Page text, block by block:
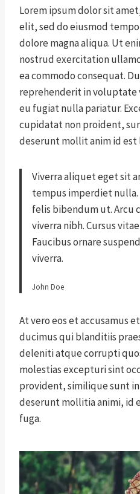
Lorem ipsum dolor sit
elit, sed do eiusmod
dolore magna aliqua. Ut
nostrud exercitation
ea commodo consequat.
reprehenderit in voluptate
eu fugiat nulla pariatur.
cupidatat non proident,
deserunt mollit anim id est
Viverra aliquet eget sit
tempus imperdiet nulla.
felis bibendum ut. Arcu
viverra nibh. Cursus
Faucibus ornare
viverra.
John Doe
At vero eos et accusamus
ducimus qui blanditiis
deleniti atque corrupti
molestias excepturi sint
provident, similique sunt
deserunt mollitia animi, id
fuga.